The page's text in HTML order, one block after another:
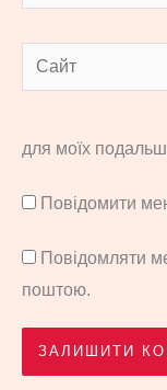
Сайт
для моїх
Повідомити
Повідомляти
поштою.